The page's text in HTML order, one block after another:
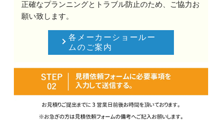
正確なプランニングとトラブル防止のため、ご協力お
願い致します。
各メーカーショールー
ムのご案内